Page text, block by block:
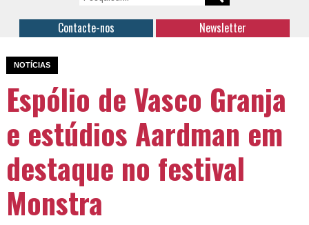
Contacte-nos Newsletter
NOTÍCIAS
Espólio de Vasco Granja
e estúdios Aardman em
destaque no festival
Monstra